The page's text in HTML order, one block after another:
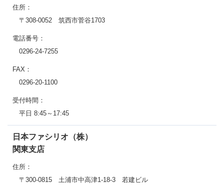
住所：
〒308-0052 筑西市菅谷1703
電話番号：
0296-24-7255
FAX：
0296-20-1100
受付時間：
平日 8:45～17:45
日本ファシリオ（株）
関東支店
住所：
〒300-0815 土浦市中高津1-18-3 若建ビル